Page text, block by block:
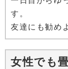
す。
友達にも勧め
女性でも